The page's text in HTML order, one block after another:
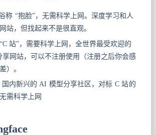
称 “抱脸”，无需科学上网。深度学习和人
站，但找起来不是很直观。
站”，需要科学上网，全世界最受欢迎的
网站，可以不注册使用（注册之后你会感
）。
国内新兴的 AI 模型分享社区，对标 C 站的
需科学上网